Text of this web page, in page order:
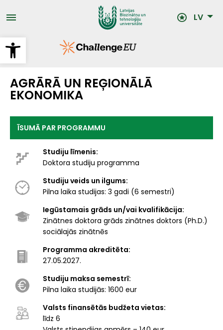
Open toolbar
uz
galveno LV
AGRĀRĀ UN REĢIONĀLĀ
EKONOMIKA
ĪSUMĀ PAR PROGRAMMU
Studiju līmenis:
Doktora studiju programma
Studiju veids un ilgums:
Pilna laika studijas: 3 gadi (6 semestri)
Iegūstamais grāds un/vai kvalifikācija:
Zinātnes doktora grāds zinātnes doktors (Ph.D.)
sociālajās zinātnēs
Programma akreditēta:
27.05.2027.
Studiju maksa semestrī:
Pilna laika studijās: 1600 eur
Valsts finansētās budžeta vietas:
līdz 6